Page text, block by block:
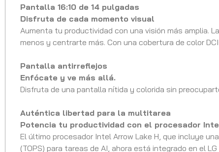
Pantalla 16:10 de 14 pulgadas
Disfruta de cada momento visual
Aumenta tu productividad con una visión más amplia.
menos y centrarte más. Con una cobertura de color
Pantalla antirreflejos
Enfócate y ve más allá.
Disfruta de una pantalla nítida y colorida sin
Auténtica libertad para la multitarea
Potencia tu productividad con el procesador
El último procesador Intel Arrow Lake H, que incluye
(TOPS) para tareas de AI, ahora está integrado en el